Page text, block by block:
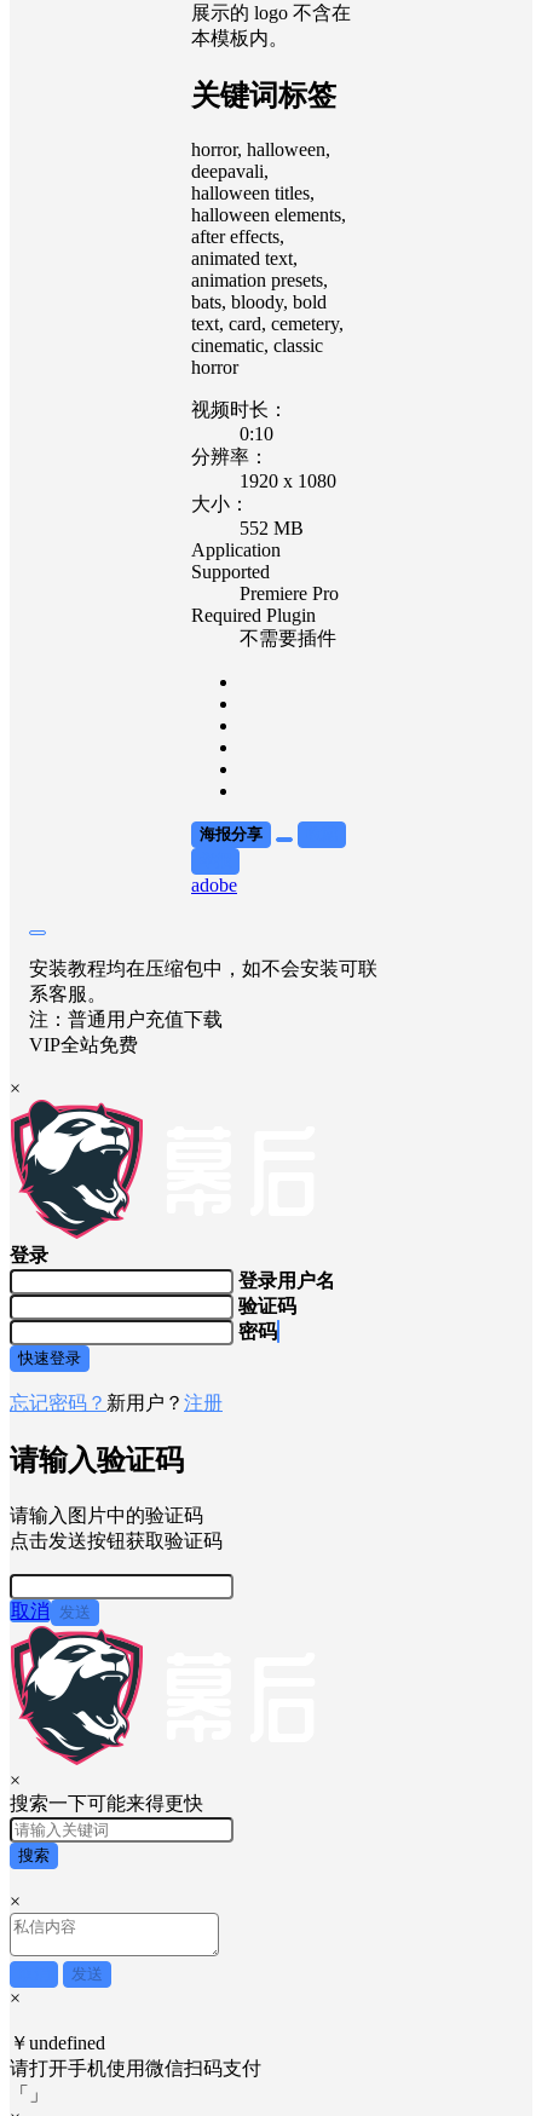
展示的 logo 不含在
本模板内。
关键词标签
horror, halloween,
deepavali,
halloween titles,
halloween elements,
after effects,
animated text,
animation presets,
bats, bloody, bold
text, card, cemetery,
cinematic, classic
horror
视频时长：
0:10
分辨率：
1920 x 1080
大小：
552 MB
Application
Supported
Premiere Pro
Required Plugin
不需要插件
海报分享
adobe
安装教程均在压缩包中，如不会安装可联
系客服。
注：普通用户充值下载
VIP全站免费
×
登录
登录用户名
验证码
密码
快速登录
忘记密码？ 新用户？ 注册
请输入验证码
请输入图片中的验证码
点击发送按钮获取验证码
取消 发送
×
搜索一下可能来得更快
搜索
×
发送
×
￥undefined
请打开手机使用微信扫码支付
「
」